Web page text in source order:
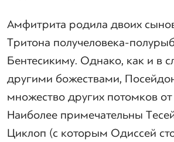
Амфитрита родила двоих
Тритона получеловека-
Бентесикиму. Однако, как и в
другими божествами,
множество других потомков
Наиболее примечательны
Циклоп (с которым Одиссей